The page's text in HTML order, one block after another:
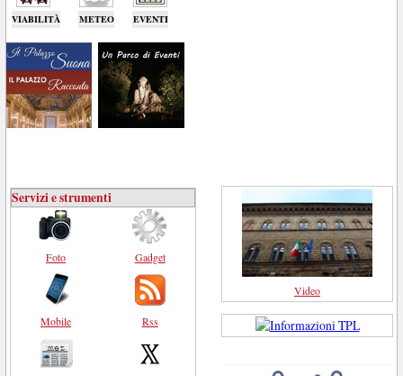
VIABILITÀ METEO EVENTI
Servizi e strumenti
Foto
Mobile
Gadget
Rss
Video